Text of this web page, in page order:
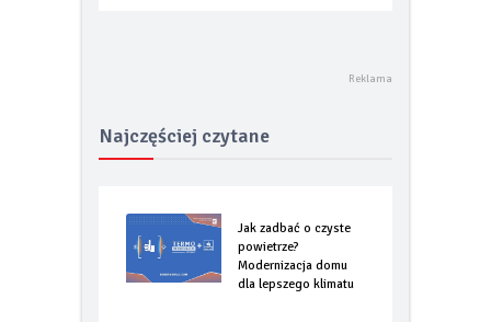
Najczęściej czytane
Jak zadbać o czyste
powietrze?
Modernizacja domu
dla lepszego klimatu